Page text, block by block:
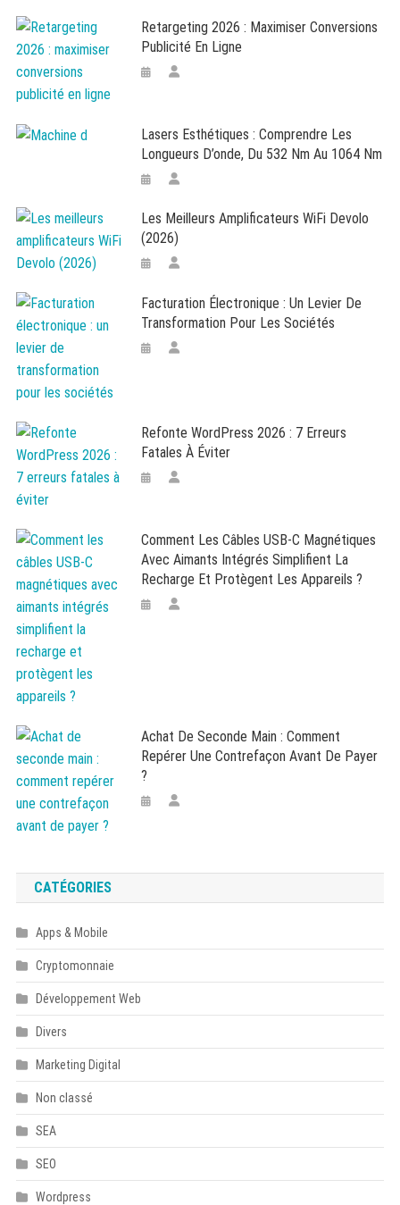
Retargeting 2026 : Maximiser Conversions
Publicité En Ligne
Lasers Esthétiques : Comprendre Les
Longueurs D’onde, Du 532 Nm Au 1064 Nm
Les Meilleurs Amplificateurs WiFi Devolo
(2026)
Facturation Électronique : Un Levier De
Transformation Pour Les Sociétés
Refonte WordPress 2026 : 7 Erreurs
Fatales À Éviter
Comment Les Câbles USB-C Magnétiques
Avec Aimants Intégrés Simplifient La
Recharge Et Protègent Les Appareils ?
Achat De Seconde Main : Comment
Repérer Une Contrefaçon Avant De Payer
?
CATÉGORIES
Apps & Mobile
Cryptomonnaie
Développement Web
Divers
Marketing Digital
Non classé
SEA
SEO
Wordpress